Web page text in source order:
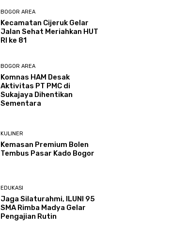
BOGOR AREA
Kecamatan Cijeruk Gelar
Jalan Sehat Meriahkan HUT
RI ke 81
BOGOR AREA
Komnas HAM Desak
Aktivitas PT PMC di
Sukajaya Dihentikan
Sementara
KULINER
Kemasan Premium Bolen
Tembus Pasar Kado Bogor
EDUKASI
Jaga Silaturahmi, ILUNI 95
SMA Rimba Madya Gelar
Pengajian Rutin